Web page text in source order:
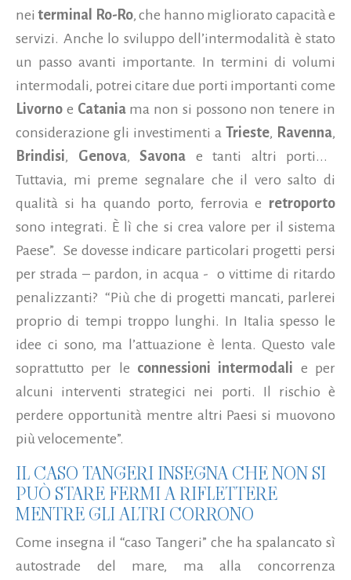
nei terminal Ro-Ro, che hanno migliorato capacità e
servizi. Anche lo sviluppo dell’intermodalità è stato
un passo avanti importante. In termini di volumi
intermodali, potrei citare due porti importanti come
Livorno e Cataniama non si possono non tenere in
considerazione gli investimenti a Trieste, Ravenna,
Brindisi, Genova,Savona e tanti altri porti...
Tuttavia, mi preme segnalare che il vero salto di
qualità si ha quando porto, ferrovia e retroporto
sono integrati. È lì che si crea valore per il sistema
Paese”. Se dovesse indicare particolari progetti persi
per strada – pardon, in acqua - o vittime di ritardo
penalizzanti? “Più che di progetti mancati, parlerei
proprio di tempi troppo lunghi. In Italia spesso le
idee ci sono, ma l’attuazione è lenta. Questo vale
soprattutto per le connessioni intermodali e per
alcuni interventi strategici nei porti. Il rischio è
perdere opportunità mentre altri Paesi si muovono
più velocemente”.
IL CASO TANGERI INSEGNA CHE NON SI
PUÒ STARE FERMI A RIFLETTERE
MENTRE GLI ALTRI CORRONO
Come insegna il “caso Tangeri” che ha spalancato sì
autostrade del mare, ma alla concorrenza